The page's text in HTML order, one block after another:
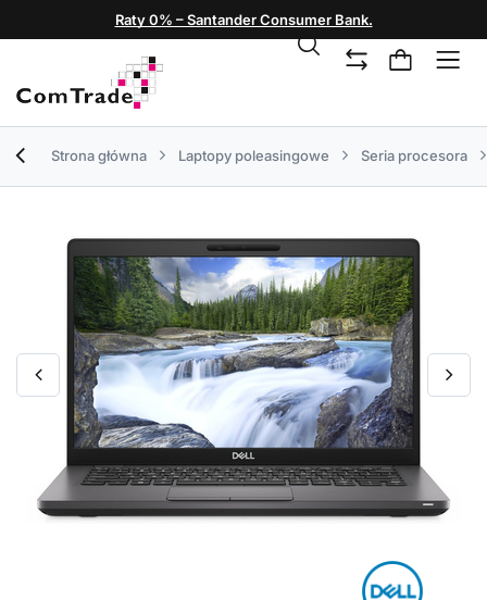
Raty 0% – Santander Consumer Bank.
Strona główna Laptopy poleasingowe Seria procesora